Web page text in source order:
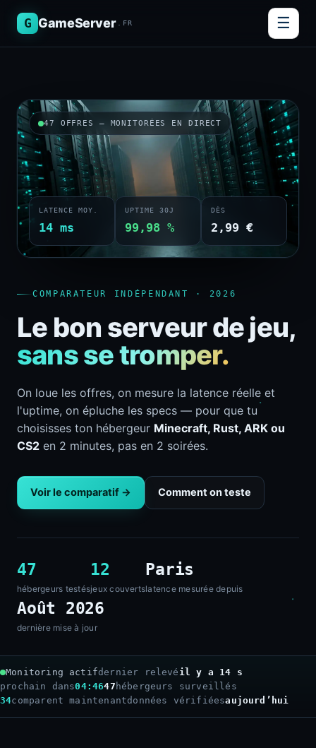
G GameServer .FR ☰
COMPARATEUR INDÉPENDANT · 2026
Le bon serveur de jeu,
sans se tromper.
On loue les offres, on mesure la latence réelle et
l'uptime, on épluche les specs — pour que tu
choisisses ton hébergeur Minecraft, Rust, ARK ou
CS2 en 2 minutes, pas en 2 soirées.
Voir le comparatif → Comment on teste
47
hébergeurs testés
12
jeux couverts
Paris
latence mesurée depuis
Août 2026
dernière mise à jour
47 OFFRES — MONITORÉES EN DIRECT
LATENCE MOY.
14 ms
UPTIME 30J
99,98 %
DÈS
2,99 €
Monitoring actifdernier relevé il y a 15 s
prochain dans04:4547 hébergeurs surveillés
34comparent maintenantdonnées vérifiéesaujourd’hui